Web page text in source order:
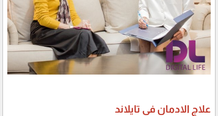
علاج الادمان في تايلاند